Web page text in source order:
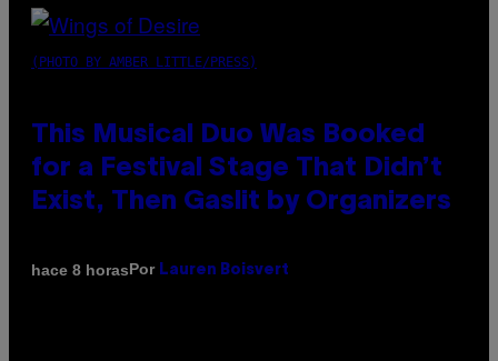
(PHOTO BY AMBER LITTLE/PRESS)
This Musical Duo Was Booked
for a Festival Stage That Didn’t
Exist, Then Gaslit by Organizers
hace 8 horasPor Lauren Boisvert